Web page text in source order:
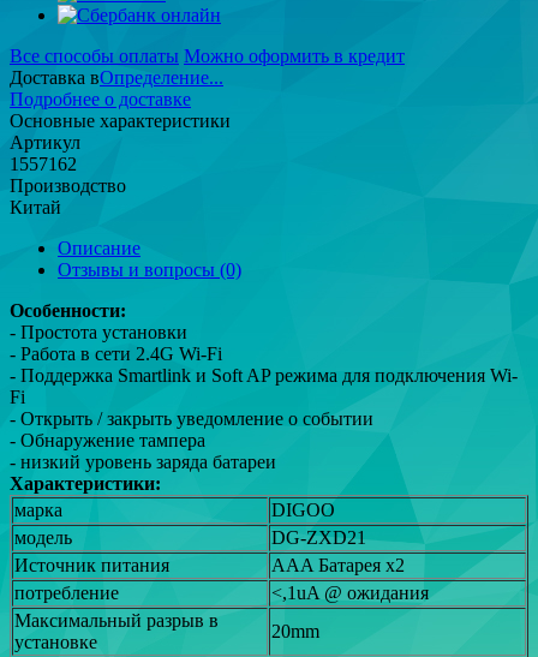
Все способы оплаты Можно оформить в кредит
Доставка вОпределение...
Подробнее о доставке
Основные характеристики
Артикул
1557162
Производство
Китай
Описание
Отзывы и вопросы (0)
Особенности:
- Простота установки
- Работа в сети 2.4G Wi-Fi
- Поддержка Smartlink и Soft AP режима для подключения Wi-
Fi
- Открыть / закрыть уведомление о событии
- Обнаружение тампера
- низкий уровень заряда батареи
Характеристики:
марка
DIGOO
модель
DG-ZXD21
Источник питания
AAA Батарея x2
потребление
<,1uA @ ожидания
Максимальный разрыв в
установке
20mm